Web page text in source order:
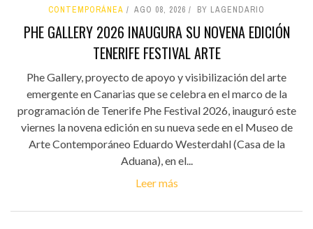
CONTEMPORÁNEA AGO 08, 2026 BY LAGENDARIO
PHE GALLERY 2026 INAUGURA SU NOVENA EDICIÓN
TENERIFE FESTIVAL ARTE
Phe Gallery, proyecto de apoyo y visibilización del arte
emergente en Canarias que se celebra en el marco de la
programación de Tenerife Phe Festival 2026, inauguró este
viernes la novena edición en su nueva sede en el Museo de
Arte Contemporáneo Eduardo Westerdahl (Casa de la
Aduana), en el...
Leer más